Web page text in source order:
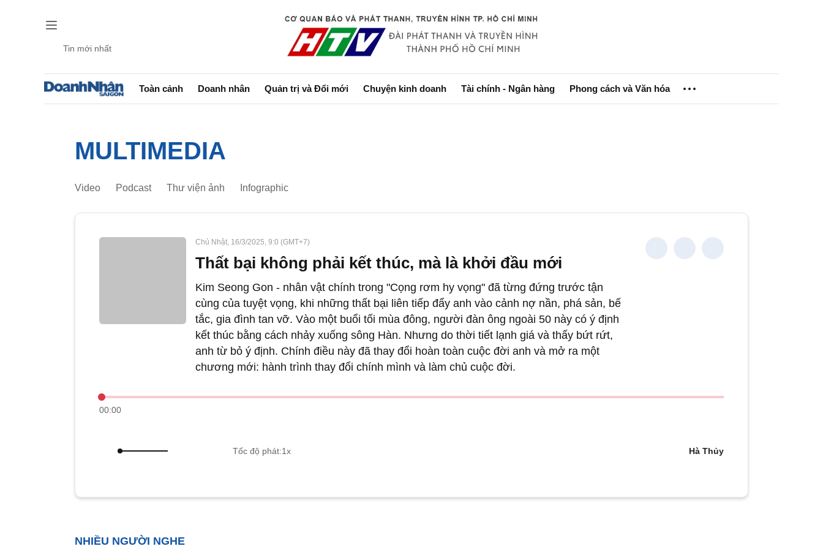
Tin mới nhất
Toàn cảnh Doanh nhân Quản trị và Đổi mới Chuyện kinh doanh Tài chính - Ngân hàng Phong cách và Văn hóa
MULTIMEDIA
Video Podcast Thư viện ảnh Infographic
Tốc độ phát:1x
00:00
Chủ Nhật, 16/3/2025, 9:0 (GMT+7)
Thất bại không phải kết thúc, mà là khởi đầu mới
Kim Seong Gon - nhân vật chính trong "Cọng rơm hy vọng" đã từng đứng trước tận cùng
của tuyệt vọng, khi những thất bại liên tiếp đẩy anh vào cảnh nợ nần, phá sản, bế tắc, gia
đình tan vỡ. Vào một buổi tối mùa đông, người đàn ông ngoài 50 này có ý định kết thúc
bằng cách nhảy xuống sông Hàn. Nhưng do thời tiết lạnh giá và thấy bứt rứt, anh từ bỏ ý
định. Chính điều này đã thay đổi hoàn toàn cuộc đời anh và mở ra một chương mới: hành
trình thay đổi chính mình và làm chủ cuộc đời.
Hà Thủy
NHIỀU NGƯỜI NGHE